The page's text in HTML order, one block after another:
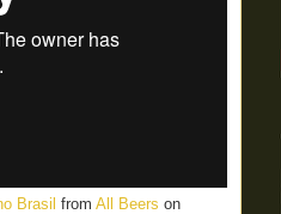
Brasil from All Beers on